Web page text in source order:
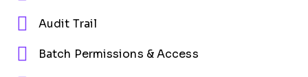
Audit Trail
Batch Permissions & Access